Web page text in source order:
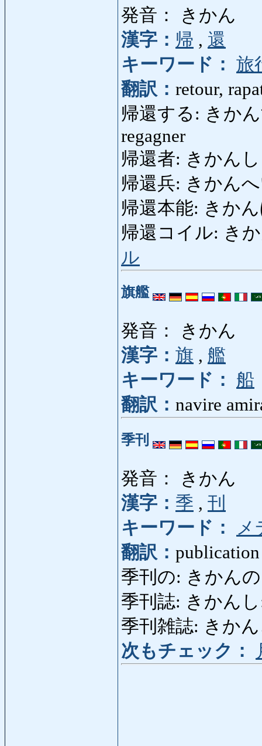
発音： きかん
漢字： 帰 , 還
キーワード： 旅
翻訳： retour,
帰還する: きかん
regagner
帰還者: きかん
帰還兵: きかん
帰還本能: きか
帰還コイル: き
ル
旗艦
発音： きかん
漢字： 旗 , 艦
キーワード：
船
翻訳： navire
季刊
発音： きかん
漢字： 季 , 刊
キーワード：
メ
翻訳：
季刊の: きかんの
季刊誌: きかん
季刊雑誌: きか
次もチェック：